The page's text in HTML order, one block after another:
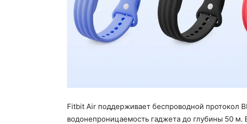
Fitbit Air поддерживает беспроводной протокол
водонепроницаемость гаджета до глубины 50 м.